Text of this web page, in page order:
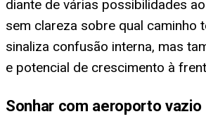
diante de várias possibilidades
sem clareza sobre qual caminho
sinaliza confusão interna, mas
e potencial de crescimento à
Sonhar com aeroporto vazio